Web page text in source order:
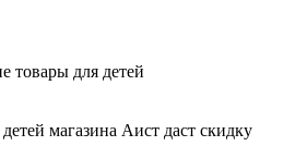
товары для детей
магазина Аист даст скидку